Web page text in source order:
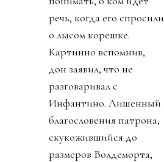
речь, когда его спросили
о лысом корешке.
Картинно вспомнив,
дон заявил, что не
разговаривал с
Инфантино. Лишенный
благословения патрона,
скукожившийся до
размеров Волдеморта,